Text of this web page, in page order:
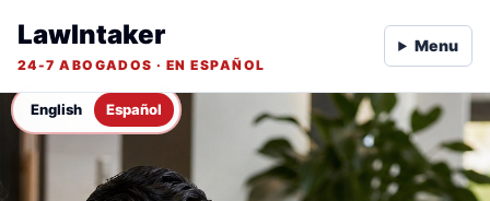
English Español
LawIntaker
24-7 ABOGADOS · EN ESPAÑOL
Menu